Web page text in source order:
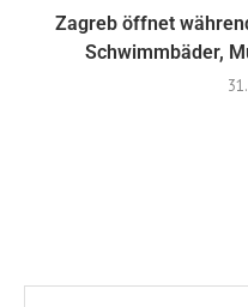
Zagreb öffnet
Schwimmbäder,